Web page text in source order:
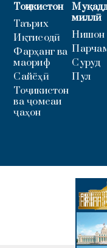
Тоҷикистон
Таърих
Иқтисодӣ
Фарҳанг ва
маориф
Сайёҳӣ
Тоҷикистон
ва ҷомеаи
ҷаҳон
миллӣ
Нишон
Суруд
Пул